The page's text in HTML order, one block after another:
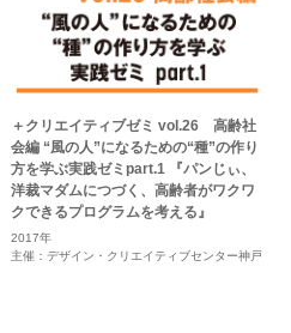
＋クリエイティブゼミ vol.26 高齢社
会編 “風の人”になるための“種”の作り
方を学ぶ実践ゼミpart.1 『パンじぃ、
洋裁マダムにつづく、高齢者がワクワ
クできるプログラムを考える』
2017年
主催：デザイン・クリエイティブセンター神戸